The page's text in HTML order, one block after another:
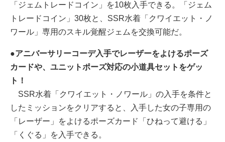
「ジェムトレードコイン」を10枚入手できる。「ジェム
トレードコイン」30枚と、SSR水着「クワイエット・ノ
ワール」専用のスキル覚醒ジェムを交換可能だ。
●アニバーサリーコーデ入手でレーザーをよけるポーズ
カードや、ユニットポーズ対応の小道具セットをゲッ
ト！
SSR水着「クワイエット・ノワール」の入手を条件と
したミッションをクリアすると、入手した女の子専用の
「レーザー」をよけるポーズカード「ひねって避ける」
「くぐる」を入手できる。